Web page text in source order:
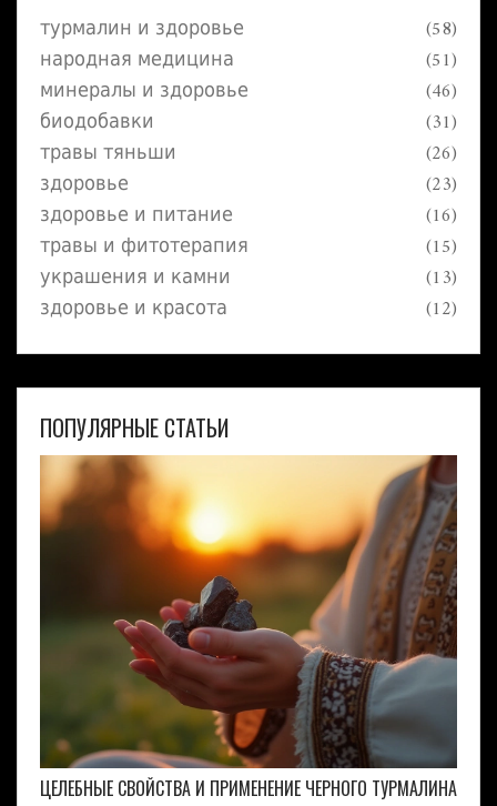
турмалин и здоровье (58)
народная медицина (51)
минералы и здоровье (46)
биодобавки (31)
травы тяньши (26)
здоровье (23)
здоровье и питание (16)
травы и фитотерапия (15)
украшения и камни (13)
здоровье и красота (12)
ПОПУЛЯРНЫЕ СТАТЬИ
ЦЕЛЕБНЫЕ СВОЙСТВА И ПРИМЕНЕНИЕ ЧЕРНОГО ТУРМАЛИНА